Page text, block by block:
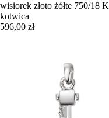
wisiorek złoto żółte 750/18 K
kotwica
596,00 zł